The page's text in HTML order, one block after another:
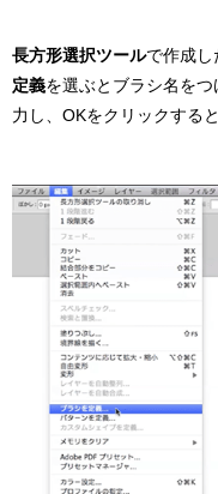
長方形選択ツールで作成し
定義を選ぶとブラシ名を
力し、OKをクリックする